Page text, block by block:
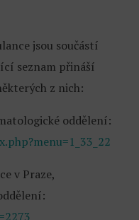
jsou součástí
seznam přináší
z nich:
oddělení:
v Praze,